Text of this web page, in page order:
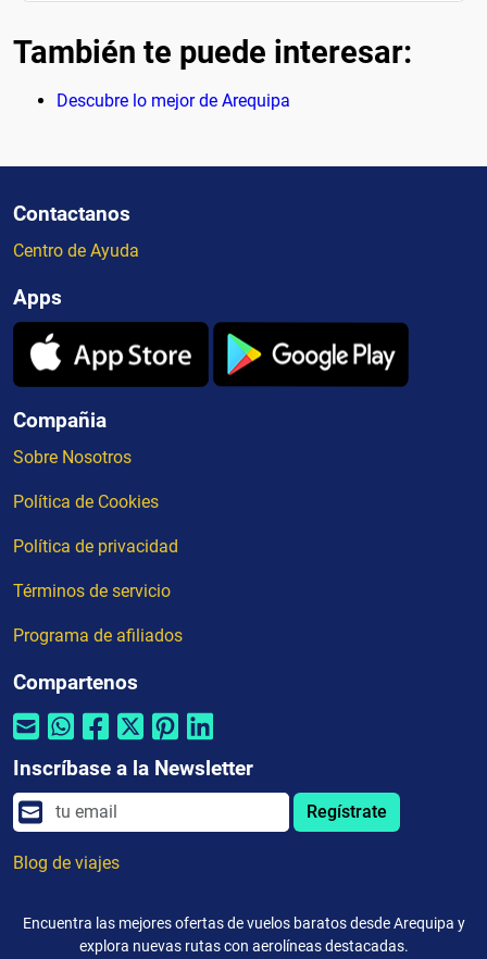
También te puede interesar:
Descubre lo mejor de Arequipa
Contactanos
Centro de Ayuda
Apps
Compañia
Sobre Nosotros
Política de Cookies
Política de privacidad
Términos de servicio
Programa de afiliados
Compartenos
Inscríbase a la Newsletter
Regístrate
Blog de viajes
Encuentra las mejores ofertas de vuelos baratos desde Arequipa y
explora nuevas rutas con aerolíneas destacadas.